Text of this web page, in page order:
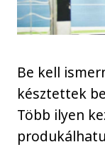
Be kell
késztettek
Több ilyen